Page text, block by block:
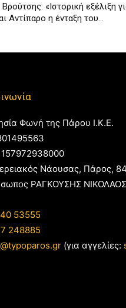
Βρούτσης: «Ιστορική εξέλιξη
Αντίπαρο η ένταξη του...
Φωνή της Πάρου Ι.Κ.Ε.
Νάουσας, Πάρος,
ΡΑΓΚΟΥΣΗΣ ΝΙΚΟΛΑΟΣ
53555
248885
(για αγγελίες: